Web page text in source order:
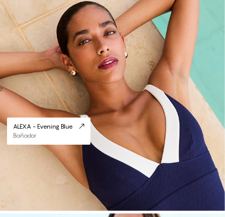
ALEXA - Evening Blue
Bañador